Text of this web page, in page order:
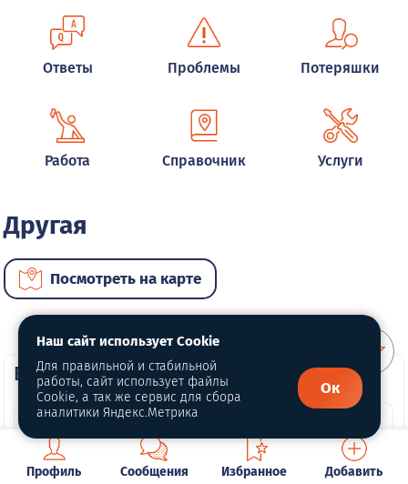
Ответы Проблемы Потеряшки
Работа Справочник Услуги
Другая
Посмотреть на карте
ВИП автомобили
Профиль Сообщения Избранное Добавить
Наш сайт использует Cookie
Для правильной и стабильной
работы, сайт использует файлы
Cookie, а так же сервис для сбора
аналитики Яндекс.Метрика
Ок